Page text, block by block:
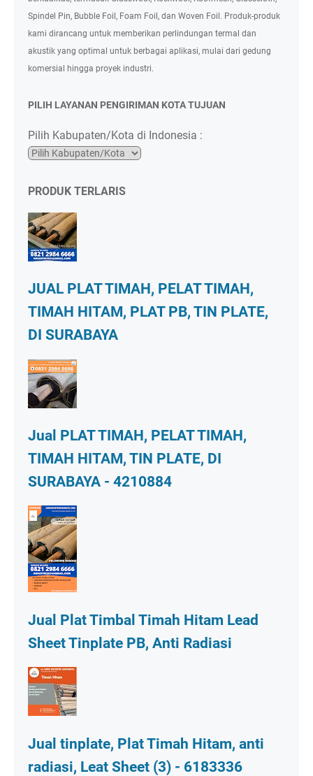
Spindel Pin, Bubble Foil, Foam Foil, dan Woven Foil. Produk-produk
kami dirancang untuk memberikan perlindungan termal dan
akustik yang optimal untuk berbagai aplikasi, mulai dari gedung
komersial hingga proyek industri.
PILIH LAYANAN PENGIRIMAN KOTA TUJUAN
Pilih Kabupaten/Kota di Indonesia :
PRODUK TERLARIS
JUAL PLAT TIMAH, PELAT TIMAH,
TIMAH HITAM, PLAT PB, TIN PLATE,
DI SURABAYA
Jual PLAT TIMAH, PELAT TIMAH,
TIMAH HITAM, TIN PLATE, DI
SURABAYA - 4210884
Jual Plat Timbal Timah Hitam Lead
Sheet Tinplate PB, Anti Radiasi
Jual tinplate, Plat Timah Hitam, anti
radiasi, Leat Sheet (3) - 6183336